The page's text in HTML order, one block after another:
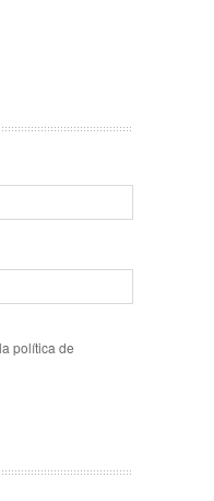
política de